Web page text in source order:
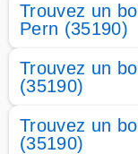
Trouvez un
Pern (35190)
Trouvez un
(35190)
Trouvez un
(35190)